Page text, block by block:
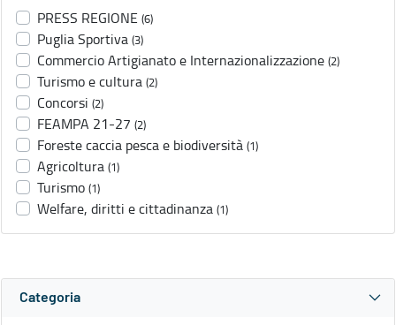
PRESS REGIONE (6)
Puglia Sportiva (3)
Commercio Artigianato e Internazionalizzazione (2)
Turismo e cultura (2)
Concorsi (2)
FEAMPA 21-27 (2)
Foreste caccia pesca e biodiversità (1)
Agricoltura (1)
Turismo (1)
Welfare, diritti e cittadinanza (1)
Categoria